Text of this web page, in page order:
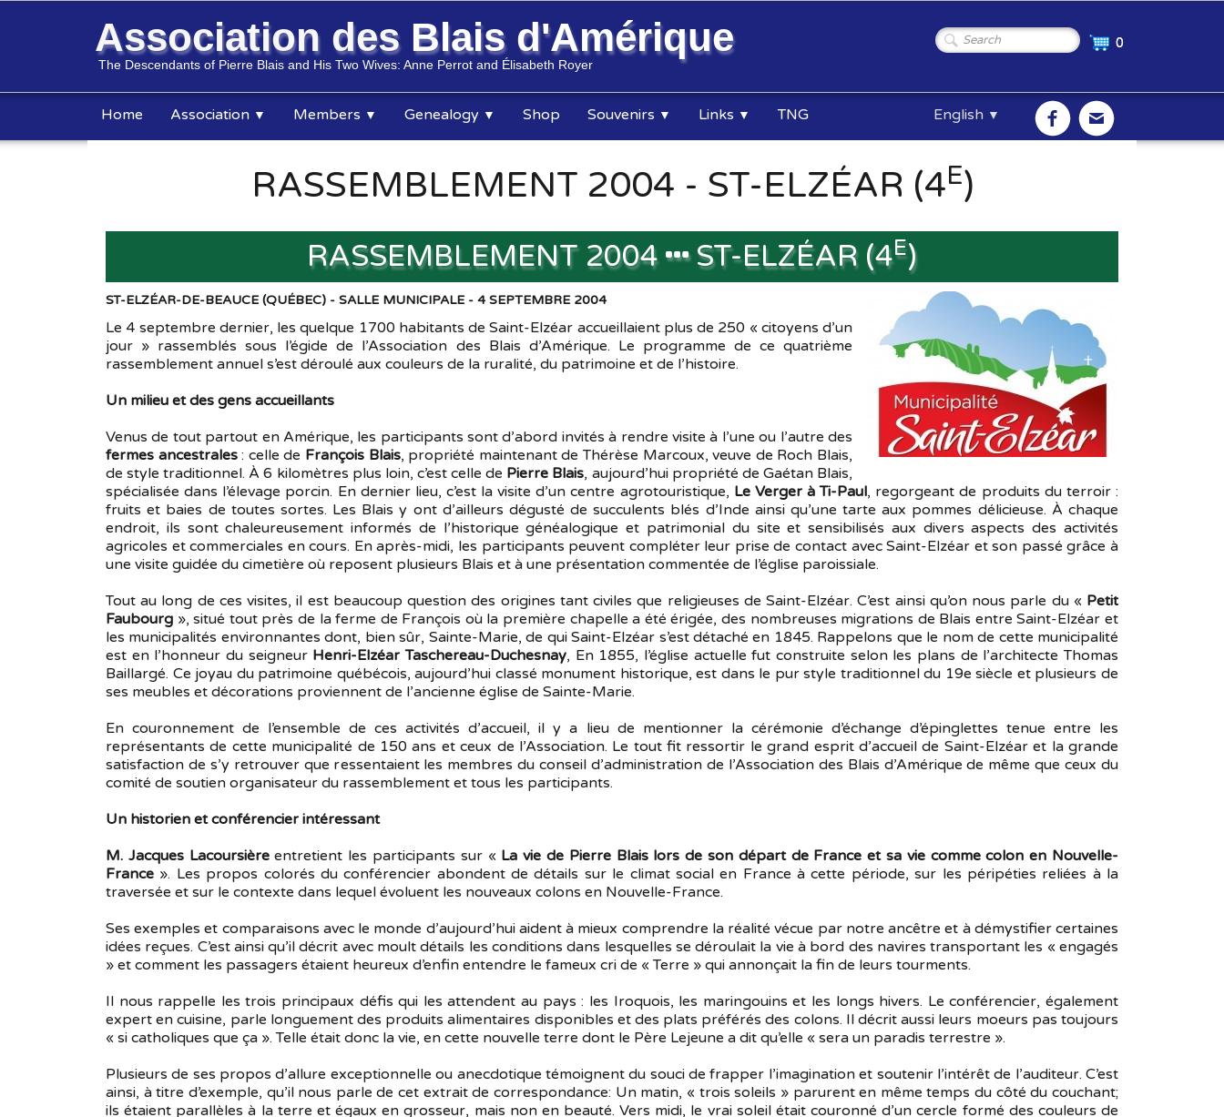
Association des Blais d'Amérique
The Descendants of Pierre Blais and His Two Wives: Anne Perrot and Élisabeth Royer
0
English ▼
Home Association ▼ Members ▼ Genealogy ▼ Shop Souvenirs ▼ Links ▼ TNG
RASSEMBLEMENT 2004 - ST-ELZÉAR (4E)
RASSEMBLEMENT 2004 ST-ELZÉAR (4E)
ST-ELZÉAR-DE-BEAUCE (QUÉBEC) - SALLE MUNICIPALE - 4 SEPTEMBRE 2004
Le 4 septembre dernier, les quelque 1700 habitants de Saint-Elzéar accueillaient plus de 250 « citoyens d’un
jour » rassemblés sous l’égide de l’Association des Blais d’Amérique. Le programme de ce quatrième
rassemblement annuel s’est déroulé aux couleurs de la ruralité, du patrimoine et de l’histoire.
Un milieu et des gens accueillants
Venus de tout partout en Amérique, les participants sont d’abord invités à rendre visite à l’une ou l’autre des
fermes ancestrales: celle de François Blais, propriété maintenant de Thérèse Marcoux, veuve de Roch Blais,
de style traditionnel. À 6 kilomètres plus loin, c’est celle de Pierre Blais, aujourd’hui propriété de Gaétan Blais,
spécialisée dans l’élevage porcin. En dernier lieu, c’est la visite d’un centre agrotouristique, Le Verger à Ti-Paul, regorgeant de produits du terroir :
fruits et baies de toutes sortes. Les Blais y ont d’ailleurs dégusté de succulents blés d’Inde ainsi qu’une tarte aux pommes délicieuse. À chaque
endroit, ils sont chaleureusement informés de l’historique généalogique et patrimonial du site et sensibilisés aux divers aspects des activités
agricoles et commerciales en cours. En après-midi, les participants peuvent compléter leur prise de contact avec Saint-Elzéar et son passé grâce à
une visite guidée du cimetière où reposent plusieurs Blais et à une présentation commentée de l’église paroissiale.
Tout au long de ces visites, il est beaucoup question des origines tant civiles que religieuses de Saint-Elzéar. C’est ainsi qu’on nous parle du « Petit
Faubourg », situé tout près de la ferme de François où la première chapelle a été érigée, des nombreuses migrations de Blais entre Saint-Elzéar et
les municipalités environnantes dont, bien sûr, Sainte-Marie, de qui Saint-Elzéar s’est détaché en 1845. Rappelons que le nom de cette municipalité
est en l’honneur du seigneur Henri-Elzéar Taschereau-Duchesnay, En 1855, l’église actuelle fut construite selon les plans de l’architecte Thomas
Baillargé. Ce joyau du patrimoine québécois, aujourd’hui classé monument historique, est dans le pur style traditionnel du 19e siècle et plusieurs de
ses meubles et décorations proviennent de l’ancienne église de Sainte-Marie.
En couronnement de l’ensemble de ces activités d’accueil, il y a lieu de mentionner la cérémonie d’échange d’épinglettes tenue entre les
représentants de cette municipalité de 150 ans et ceux de l’Association. Le tout fit ressortir le grand esprit d’accueil de Saint-Elzéar et la grande
satisfaction de s’y retrouver que ressentaient les membres du conseil d’administration de l’Association des Blais d’Amérique de même que ceux du
comité de soutien organisateur du rassemblement et tous les participants.
Un historien et conférencier intéressant
M. Jacques Lacoursièreentretient les participants sur « La vie de Pierre Blais lors de son départ de France et sa vie comme colon en Nouvelle-
France ». Les propos colorés du conférencier abondent de détails sur le climat social en France à cette période, sur les péripéties reliées à la
traversée et sur le contexte dans lequel évoluent les nouveaux colons en Nouvelle-France.
Ses exemples et comparaisons avec le monde d’aujourd’hui aident à mieux comprendre la réalité vécue par notre ancêtre et à démystifier certaines
idées reçues. C’est ainsi qu’il décrit avec moult détails les conditions dans lesquelles se déroulait la vie à bord des navires transportant les « engagés
» et comment les passagers étaient heureux d’enfin entendre le fameux cri de « Terre » qui annonçait la fin de leurs tourments.
Il nous rappelle les trois principaux défis qui les attendent au pays : les Iroquois, les maringouins et les longs hivers. Le conférencier, également
expert en cuisine, parle longuement des produits alimentaires disponibles et des plats préférés des colons. Il décrit aussi leurs moeurs pas toujours
« si catholiques que ça ». Telle était donc la vie, en cette nouvelle terre dont le Père Lejeune a dit qu’elle « sera un paradis terrestre ».
Plusieurs de ses propos d’allure exceptionnelle ou anecdotique témoignent du souci de frapper l’imagination et soutenir l’intérêt de l’auditeur. C’est
ainsi, à titre d’exemple, qu’il nous parle de cet extrait de correspondance: Un matin, « trois soleils » parurent en même temps du côté du couchant;
ils étaient parallèles à la terre et égaux en grosseur, mais non en beauté. Vers midi, le vrai soleil était couronné d’un cercle formé des couleurs de